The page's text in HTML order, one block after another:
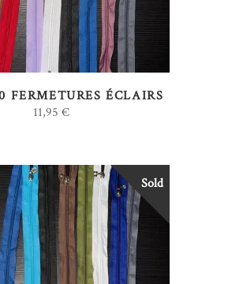
FERMETURES ÉCLAIRS
11,95 €
Sold